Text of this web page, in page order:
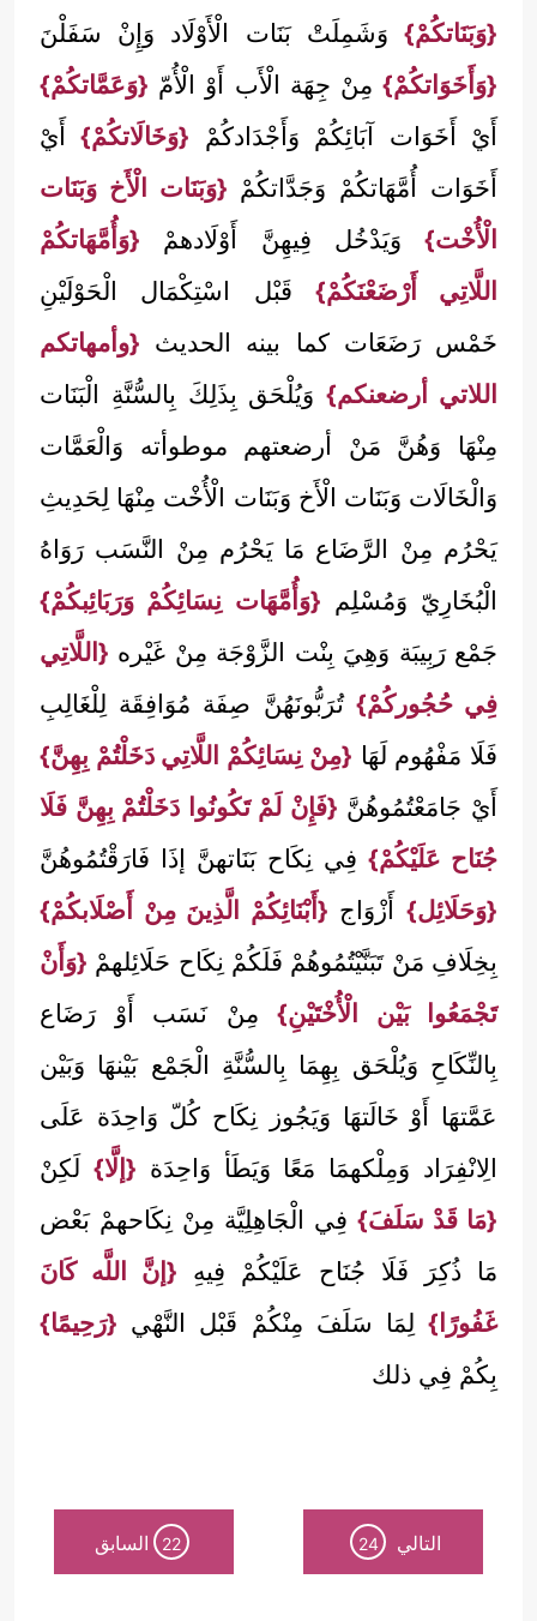
{وَبَنَاتكُمْ} وَشَمِلَتْ بَنَات الْأَوْلَاد وَإِنْ سَفَلْنَ
{وَأَخَوَاتكُمْ} مِنْ جِهَة الْأَب أَوْ الْأُمّ {وَعَمَّاتكُمْ}
أَيْ أَخَوَات آبَائِكُمْ وَأَجْدَادكُمْ {وَخَالَاتكُمْ}أَيْ
أَخَوَات أُمَّهَاتكُمْ وَجَدَّاتكُمْ {وَبَنَات الْأَخ وَبَنَات
الْأُخْت} وَيَدْخُل فِيهِنَّ أَوْلَادهمْ {وَأُمَّهَاتكُمْ
اللَّاتِي أَرْضَعْنَكُمْ} قَبْل اسْتِكْمَال الْحَوْلَيْنِ
خَمْس رَضَعَات كما بينه الحديث {وأمهاتكم
اللاتي أرضعنكم}وَيُلْحَق بِذَلِكَ بِالسُّنَّةِ الْبَنَات
مِنْهَا وَهُنَّ مَنْ أرضعتهم موطوأته وَالْعَمَّات
وَالْخَالَات وَبَنَات الْأَخ وَبَنَات الْأُخْت مِنْهَا لِحَدِيثِ
يَحْرُم مِنْ الرَّضَاع مَا يَحْرُم مِنْ النَّسَب رَوَاهُ
الْبُخَارِيّ وَمُسْلِم {وَأُمَّهَات نِسَائِكُمْ وَرَبَائِبكُمْ}
جَمْع رَبِيبَة وَهِيَ بِنْت الزَّوْجَة مِنْ غَيْره {اللَّاتِي
فِي حُجُوركُمْ} تُرَبُّونَهُنَّ صِفَة مُوَافِقَة لِلْغَالِبِ
فَلَا مَفْهُوم لَهَا {مِنْ نِسَائِكُمْ اللَّاتِي دَخَلْتُمْ بِهِنَّ}
أَيْ جَامَعْتُمُوهُنَّ {فَإِنْ لَمْ تَكُونُوا دَخَلْتُمْ بِهِنَّ فَلَا
جُنَاح عَلَيْكُمْ} فِي نِكَاح بَنَاتهنَّ إذَا فَارَقْتُمُوهُنَّ
{وَحَلَائِل}أَزْوَاج {أَبْنَائِكُمْ الَّذِينَ مِنْ أَصْلَابكُمْ}
بِخِلَافِ مَنْ تَبَنَّيْتُمُوهُمْ فَلَكُمْ نِكَاح حَلَائِلهمْ {وَأَنْ
تَجْمَعُوا بَيْن الْأُخْتَيْنِ} مِنْ نَسَب أَوْ رَضَاع
بِالنِّكَاحِ وَيُلْحَق بِهِمَا بِالسُّنَّةِ الْجَمْع بَيْنهَا وَبَيْن
عَمَّتهَا أَوْ خَالَتهَا وَيَجُوز نِكَاح كُلّ وَاحِدَة عَلَى
الِانْفِرَاد وَمِلْكهمَا مَعًا وَيَطَأ وَاحِدَة {إلَّا} لَكِنْ
{مَا قَدْ سَلَفَ} فِي الْجَاهِلِيَّة مِنْ نِكَاحهمْ بَعْض
مَا ذُكِرَ فَلَا جُنَاح عَلَيْكُمْ فِيهِ {إنَّ اللَّه كَانَ
غَفُورًا} لِمَا سَلَفَ مِنْكُمْ قَبْل النَّهْي {رَحِيمًا}
بِكُمْ فِي ذلك
التالي 24
22 السابق